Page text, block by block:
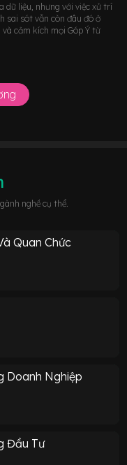
dữ liệu, nhưng với việc xử trí
sai sót vẫn còn đâu đó ở
cảm kích mọi Góp Ý từ
nghề cụ thể.
Quan Chức
Doanh Nghiệp
Đầu Tư